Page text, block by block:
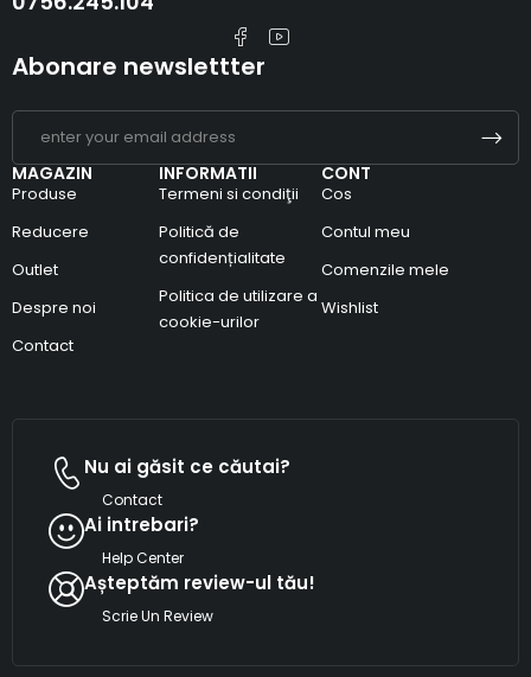
MAGAZIN
Produse
Reducere
Outlet
Despre noi
Contact
INFORMATII
Termeni si condiţii
Politică de
confidențialitate
Politica de utilizare a
cookie-urilor
CONT
Cos
Contul meu
Comenzile mele
Wishlist
Abonare newslettter
Nu ai găsit ce căutai?
Contact
Ai intrebari?
Help Center
Așteptăm review-ul tău!
Scrie Un Review